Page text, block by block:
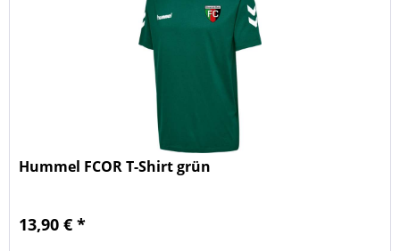
Hummel FCOR T-Shirt grün
13,90 € *